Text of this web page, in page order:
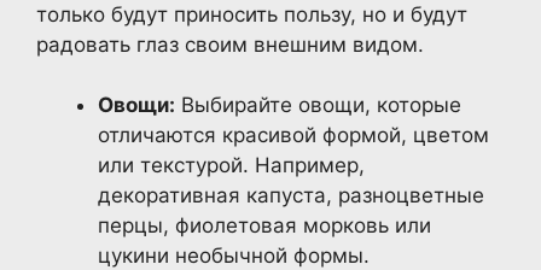
только будут приносить пользу, но и будут
радовать глаз своим внешним видом.
Овощи: Выбирайте овощи, которые
отличаются красивой формой, цветом
или текстурой. Например,
декоративная капуста, разноцветные
перцы, фиолетовая морковь или
цукини необычной формы.